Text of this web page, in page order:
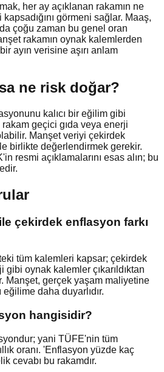
her ay açıklanan rakamın ne
görmeni sağlar. Maaş,
çoğu zaman bu genel oran
rakamın oynak kalemlerden
ayın verisine aşırı anlam
ne risk doğar?
kalıcı bir eğilim gibi
rakam geçici gıda veya enerji
Manşet veriyi çekirdek
birlikte değerlendirmek gerekir.
resmi açıklamalarını esas alın; bu
çekirdek enflasyon farkı
tüm kalemleri kapsar; çekirdek
gibi oynak kalemler çıkarıldıktan
Manşet, gerçek yaşam maliyetine
eğilime daha duyarlıdır.
hangisidir?
yani TÜFE'nin tüm
oranı. 'Enflasyon yüzde kaç
cevabı bu rakamdır.